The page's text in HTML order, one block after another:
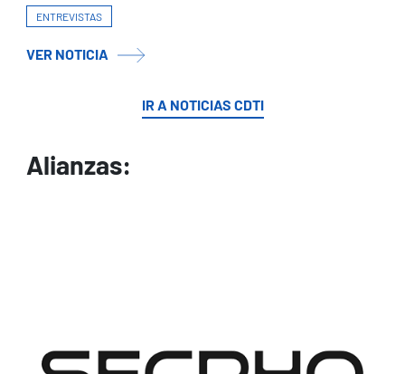
ENTREVISTAS
VER NOTICIA
IR A NOTICIAS CDTI
Alianzas: